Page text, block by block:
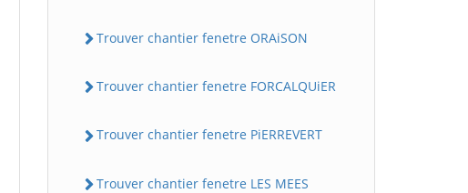
Trouver chantier fenetre ORAiSON
Trouver chantier fenetre FORCALQUiER
Trouver chantier fenetre PiERREVERT
Trouver chantier fenetre LES MEES